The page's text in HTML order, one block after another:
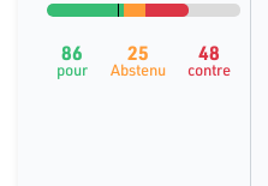
86
pour
25
Abstenu
48
contre